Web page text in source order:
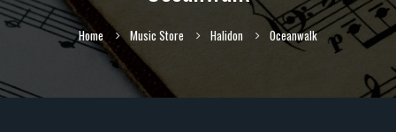
Home Music Store Halidon Oceanwalk